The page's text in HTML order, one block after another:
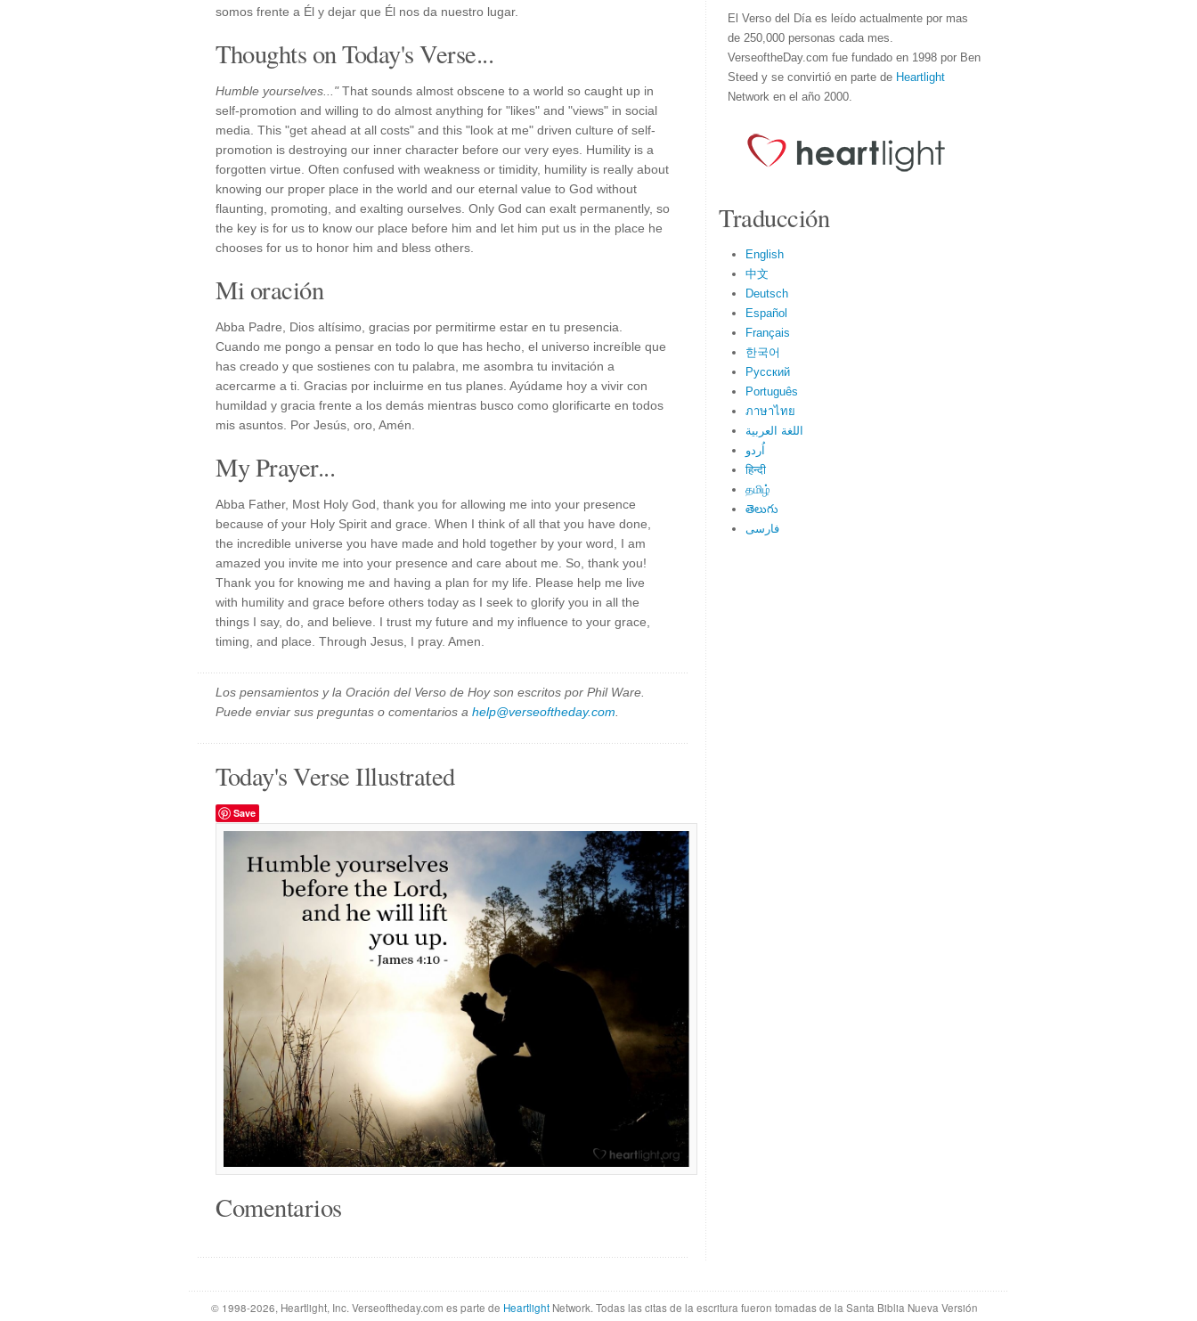
somos frente a Él y dejar que Él nos da nuestro lugar.
Thoughts on Today's Verse...
Humble yourselves..."That sounds almost obscene to a world so caught up in
self-promotion and willing to do almost anything for "likes" and "views" in social
media. This "get ahead at all costs" and this "look at me" driven culture of self-
promotion is destroying our inner character before our very eyes. Humility is a
forgotten virtue. Often confused with weakness or timidity, humility is really about
knowing our proper place in the world and our eternal value to God without
flaunting, promoting, and exalting ourselves. Only God can exalt permanently, so
the key is for us to know our place before him and let him put us in the place he
chooses for us to honor him and bless others.
Mi oración
Abba Padre, Dios altísimo, gracias por permitirme estar en tu presencia.
Cuando me pongo a pensar en todo lo que has hecho, el universo increíble que
has creado y que sostienes con tu palabra, me asombra tu invitación a
acercarme a ti. Gracias por incluirme en tus planes. Ayúdame hoy a vivir con
humildad y gracia frente a los demás mientras busco como glorificarte en todos
mis asuntos. Por Jesús, oro, Amén.
My Prayer...
Abba Father, Most Holy God, thank you for allowing me into your presence
because of your Holy Spirit and grace. When I think of all that you have done,
the incredible universe you have made and hold together by your word, I am
amazed you invite me into your presence and care about me. So, thank you!
Thank you for knowing me and having a plan for my life. Please help me live
with humility and grace before others today as I seek to glorify you in all the
things I say, do, and believe. I trust my future and my influence to your grace,
timing, and place. Through Jesus, I pray. Amen.
Los pensamientos y la Oración del Verso de Hoy son escritos por Phil Ware.
Puede enviar sus preguntas o comentarios a help@verseoftheday.com
Today's Verse Illustrated
Save
Comentarios
El Verso del Día es leído actualmente por mas
de 250,000 personas cada mes.
VerseoftheDay.com fue fundado en 1998 por Ben
Steed y se convirtió en parte de Heartlight
Network en el año 2000.
Traducción
English
中文
Deutsch
Español
Français
한국어
Русский
Português
ภาษาไทย
اللغة العربية
اُردو
हिन्दी
தமிழ்
తెలుగు
فارسی
© 1998-2026, Heartlight, Inc. Verseoftheday.com es parte de Heartlight Network. Todas las citas de la escritura fueron tomadas de la Santa Biblia Nueva Versión